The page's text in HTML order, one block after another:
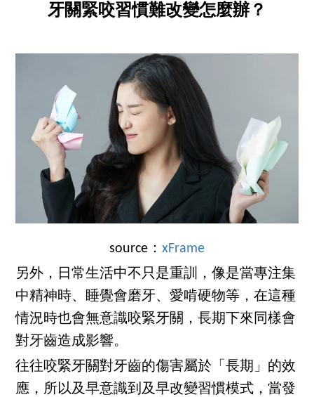
牙關緊咬習慣難改變怎麼辦？
source： xFrame
另外，日常生活中不只是重訓，像是當專注集
中精神時、睡覺會磨牙、愛啃硬物等，在這種
情況時也會無意識咬緊牙關，長期下來同樣會
對牙齒造成影響。
往往咬緊牙關對牙齒的傷害屬於「長期」的效
應，所以及早意識到及早改變習慣模式，當發